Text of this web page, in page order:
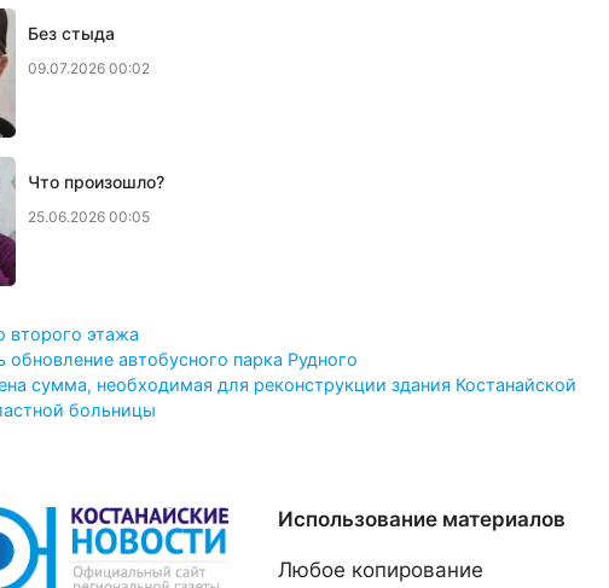
Без стыда
09.07.2026 00:02
Что произошло?
25.06.2026 00:05
второго этажа
обновление автобусного парка Рудного
сумма, необходимая для реконструкции здания Костанайской
больницы
Использование материалов
Любое копирование